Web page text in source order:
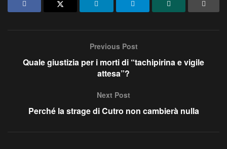
Previous Post
Quale giustizia per i morti di “tachipirina e vigile
attesa”?
Next Post
Perché la strage di Cutro non cambierà nulla